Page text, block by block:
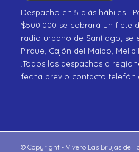
Despacho en 5 diás hábiles |
$500.000 se cobrará un flete
radio urbano de Santiago, se
Pirque, Cajón del Maipo,
.Todos los despachos a
fecha previo contacto
© Copyright - Vivero Las Brujas de